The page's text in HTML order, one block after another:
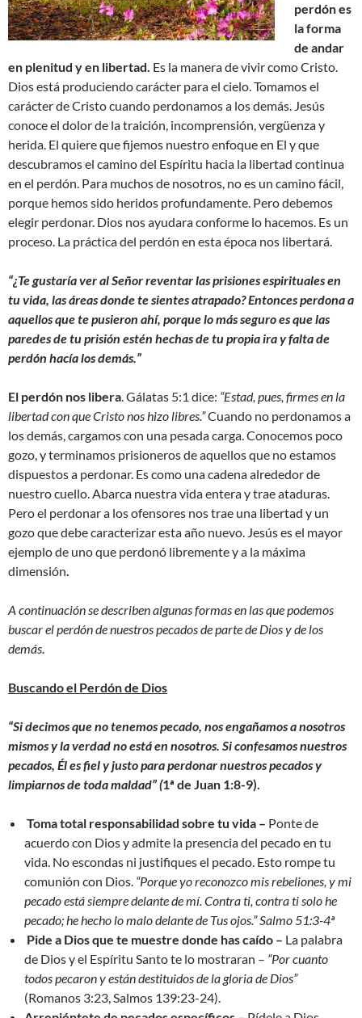
perdón es
la forma
de andar
en plenitud y en libertad. Es la manera de vivir como Cristo.
Dios está produciendo carácter para el cielo. Tomamos el
carácter de Cristo cuando perdonamos a los demás. Jesús
conoce el dolor de la traición, incomprensión, vergüenza y
herida. El quiere que fijemos nuestro enfoque en El y que
descubramos el camino del Espíritu hacia la libertad continua
en el perdón. Para muchos de nosotros, no es un camino fácil,
porque hemos sido heridos profundamente. Pero debemos
elegir perdonar. Dios nos ayudara conforme lo hacemos. Es un
proceso. La práctica del perdón en esta época nos libertará.
“¿Te gustaría ver al Señor reventar las prisiones espirituales en
tu vida, las áreas donde te sientes atrapado? Entonces perdona a
aquellos que te pusieron ahí, porque lo más seguro es que las
paredes de tu prisión estén hechas de tu propia ira y falta de
perdón hacía los demás.”
El perdón nos libera. Gálatas 5:1 dice: “Estad, pues, firmes en la
libertad con que Cristo nos hizo libres.”Cuando no perdonamos a
los demás, cargamos con una pesada carga. Conocemos poco
gozo, y terminamos prisioneros de aquellos que no estamos
dispuestos a perdonar. Es como una cadena alrededor de
nuestro cuello. Abarca nuestra vida entera y trae ataduras.
Pero el perdonar a los ofensores nos trae una libertad y un
gozo que debe caracterizar esta año nuevo. Jesús es el mayor
ejemplo de uno que perdonó libremente y a la máxima
dimensión.
A continuación se describen algunas formas en las que podemos
buscar el perdón de nuestros pecados de parte de Dios y de los
demás.
Buscando el Perdón de Dios
“Si decimos que no tenemos pecado, nos engañamos a nosotros
mismos y la verdad no está en nosotros. Si confesamos nuestros
pecados, Él es fiel y justo para perdonar nuestros pecados y
limpiarnos de toda maldad” (1ª de Juan 1:8-9).
Toma total responsabilidad sobre tu vida – Ponte de
acuerdo con Dios y admite la presencia del pecado en tu
vida. No escondas ni justifiques el pecado. Esto rompe tu
comunión con Dios. “Porque yo reconozco mis rebeliones, y mi
pecado está siempre delante de mí. Contra ti, contra ti solo he
pecado; he hecho lo malo delante de Tus ojos.” Salmo 51:3-4ª
Pide a Dios que te muestre donde has caído – La palabra
de Dios y el Espíritu Santo te lo mostraran – “Por cuanto
todos pecaron y están destituidos de la gloria de Dios”
(Romanos 3:23, Salmos 139:23-24).